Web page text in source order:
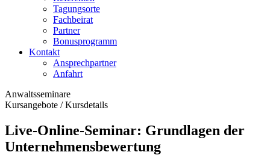
Tagungsorte
Fachbeirat
Partner
Bonusprogramm
Kontakt
Ansprechpartner
Anfahrt
Anwaltsseminare
Kursangebote /Kursdetails
Live-Online-Seminar: Grundlagen der
Unternehmensbewertung